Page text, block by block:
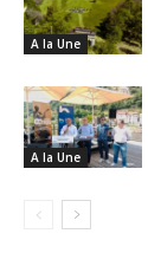
A la Une
A la Une